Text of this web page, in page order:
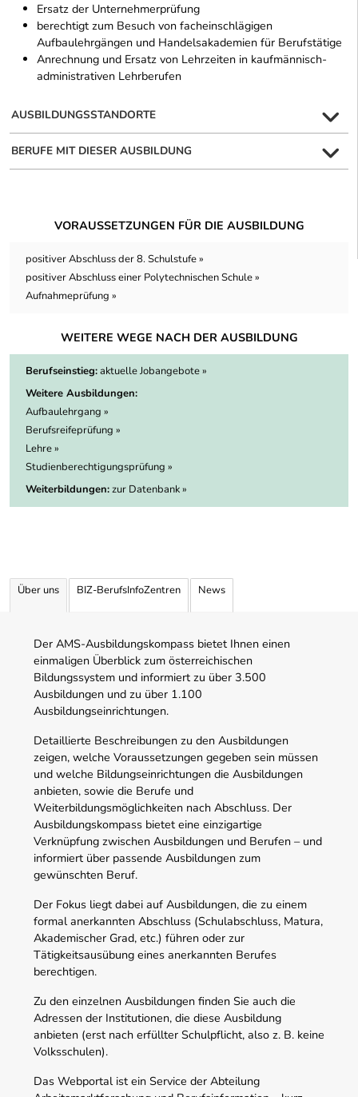
Ersatz der Unternehmerprüfung
berechtigt zum Besuch von facheinschlägigen
Aufbaulehrgängen und Handelsakademien für Berufstätige
Anrechnung und Ersatz von Lehrzeiten in kaufmännisch-
administrativen Lehrberufen
AUSBILDUNGSSTANDORTE
BERUFE MIT DIESER AUSBILDUNG
VORAUSSETZUNGEN FÜR DIE AUSBILDUNG
positiver Abschluss der 8. Schulstufe »
positiver Abschluss einer Polytechnischen Schule »
Aufnahmeprüfung »
WEITERE WEGE NACH DER AUSBILDUNG
Berufseinstieg:aktuelle Jobangebote »
Weitere Ausbildungen:
Aufbaulehrgang »
Berufsreifeprüfung »
Lehre »
Studienberechtigungsprüfung »
Weiterbildungen:zur Datenbank »
Über uns BIZ-BerufsInfoZentren News
Der AMS-Ausbildungskompass bietet Ihnen einen
einmaligen Überblick zum österreichischen
Bildungssystem und informiert zu über 3.500
Ausbildungen und zu über 1.100
Ausbildungseinrichtungen.
Detaillierte Beschreibungen zu den Ausbildungen
zeigen, welche Voraussetzungen gegeben sein müssen
und welche Bildungseinrichtungen die Ausbildungen
anbieten, sowie die Berufe und
Weiterbildungsmöglichkeiten nach Abschluss. Der
Ausbildungskompass bietet eine einzigartige
Verknüpfung zwischen Ausbildungen und Berufen – und
informiert über passende Ausbildungen zum
gewünschten Beruf.
Der Fokus liegt dabei auf Ausbildungen, die zu einem
formal anerkannten Abschluss (Schulabschluss, Matura,
Akademischer Grad, etc.) führen oder zur
Tätigkeitsausübung eines anerkannten Berufes
berechtigen.
Zu den einzelnen Ausbildungen finden Sie auch die
Adressen der Institutionen, die diese Ausbildung
anbieten (erst nach erfüllter Schulpflicht, also z. B. keine
Volksschulen).
Das Webportal ist ein Service der Abteilung